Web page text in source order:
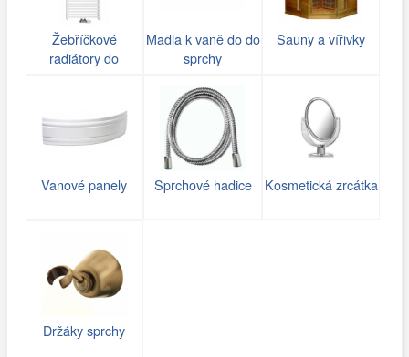
Žebříčkové
radiátory do
Madla k vaně do do
sprchy
Sauny a vířivky
Vanové panely Sprchové hadice Kosmetická zrcátka
Držáky sprchy